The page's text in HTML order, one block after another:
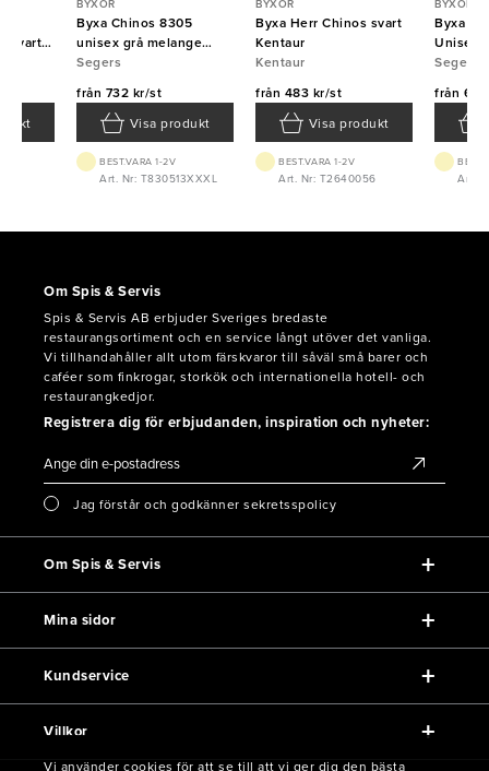
svart
BYXOR
Byxa Chinos 8305
unisex grå melange
Segers
Segers
från 732 kr/st
Visa produkt
BEST.VARA 1-2V
Art. Nr: T830513XXXL
BYXOR
Byxa Herr Chinos svart
Kentaur
Kentaur
från 483 kr/st
Visa produkt
BEST.VARA 1-2V
Art. Nr: T2640056
BYXOR
Byxa
Unisex
Segers
från
Art.
Om Spis & Servis
Spis & Servis AB erbjuder Sveriges bredaste
restaurangsortiment och en service långt utöver det vanliga.
Vi tillhandahåller allt utom färskvaror till såväl små barer och
caféer som finkrogar, storkök och internationella hotell- och
restaurangkedjor.
Registrera dig för erbjudanden, inspiration och nyheter:
Jag förstår och godkänner sekretsspolicy
Om Spis & Servis
Mina sidor
Kundservice
Villkor
Vi använder cookies för att se till att vi ger dig den bästa